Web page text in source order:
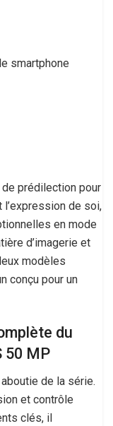
smartphone
de prédilection pour
l’expression de soi,
en mode
d’imagerie et
modèles
conçu pour un
du
50 MP
de la série.
et contrôle
clés, il